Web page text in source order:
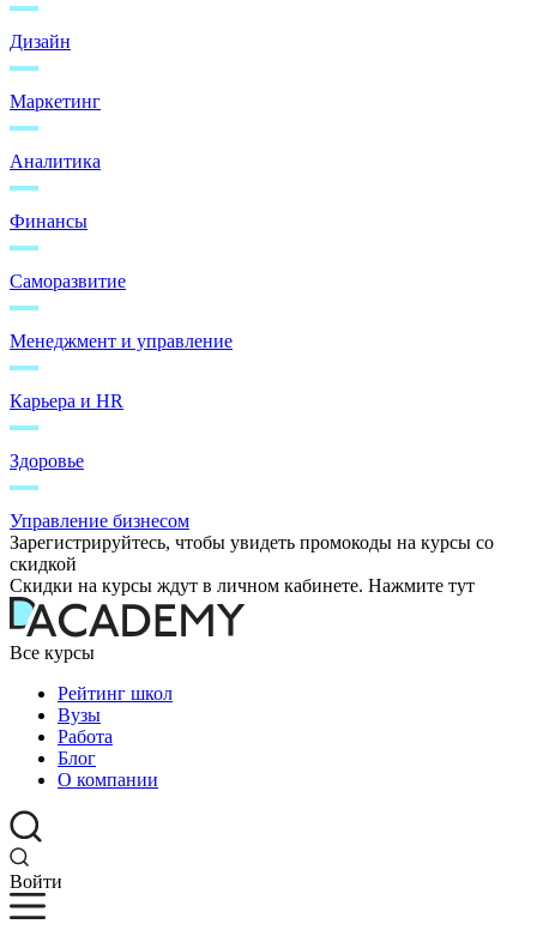
Дизайн
Маркетинг
Аналитика
Финансы
Саморазвитие
Менеджмент и управление
Карьера и HR
Здоровье
Управление бизнесом
Зарегистрируйтесь, чтобы увидеть промокоды на курсы со
скидкой
Скидки на курсы ждут в личном кабинете. Нажмите тут
Все курсы
Рейтинг школ
Вузы
Работа
Блог
О компании
Войти